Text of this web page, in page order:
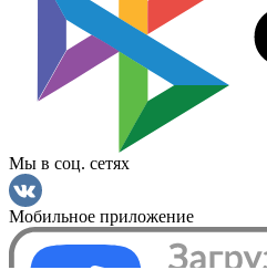
Мы в соц. сетях
Мобильное приложение